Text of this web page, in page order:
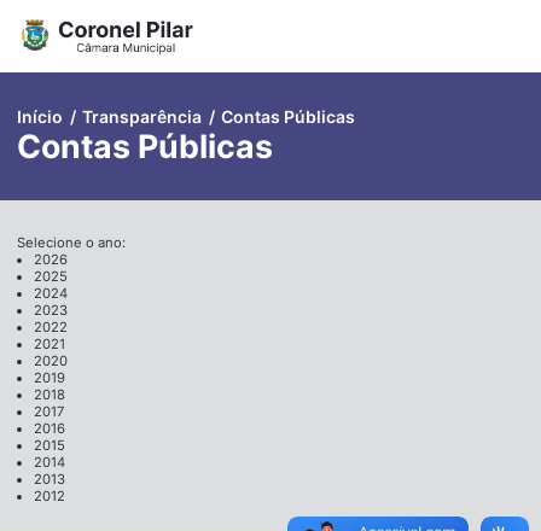
para
Início / Transparência / Contas Públicas
Contas Públicas
Selecione o ano:
2026
2025
2024
2023
2022
2021
2020
2019
2018
2017
2016
2015
2014
2013
2012